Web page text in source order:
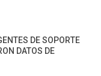
DE SOPORTE
DATOS DE